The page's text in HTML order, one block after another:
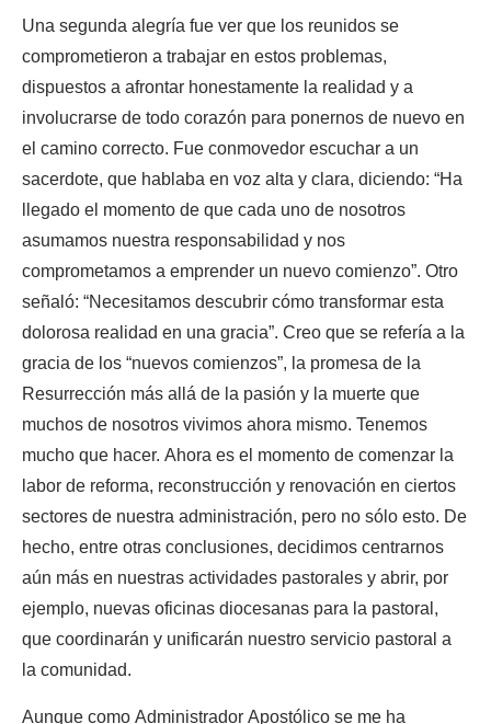
Una segunda alegría fue ver que los reunidos se
comprometieron a trabajar en estos problemas,
dispuestos a afrontar honestamente la realidad y a
involucrarse de todo corazón para ponernos de nuevo en
el camino correcto. Fue conmovedor escuchar a un
sacerdote, que hablaba en voz alta y clara, diciendo: “Ha
llegado el momento de que cada uno de nosotros
asumamos nuestra responsabilidad y nos
comprometamos a emprender un nuevo comienzo”. Otro
señaló: “Necesitamos descubrir cómo transformar esta
dolorosa realidad en una gracia”. Creo que se refería a la
gracia de los “nuevos comienzos”, la promesa de la
Resurrección más allá de la pasión y la muerte que
muchos de nosotros vivimos ahora mismo. Tenemos
mucho que hacer. Ahora es el momento de comenzar la
labor de reforma, reconstrucción y renovación en ciertos
sectores de nuestra administración, pero no sólo esto. De
hecho, entre otras conclusiones, decidimos centrarnos
aún más en nuestras actividades pastorales y abrir, por
ejemplo, nuevas oficinas diocesanas para la pastoral,
que coordinarán y unificarán nuestro servicio pastoral a
la comunidad.